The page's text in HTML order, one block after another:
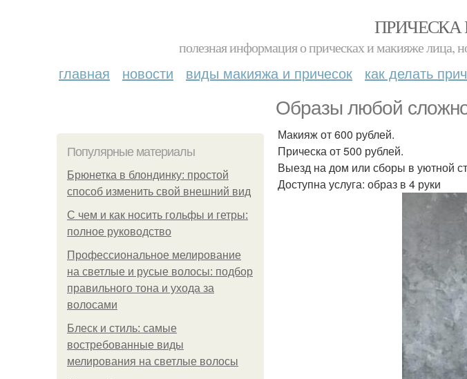
полезная информация о прическах и макияже лица,
главная новости виды макияжа и причесок как делать
Образы любой
Популярные материалы
Брюнетка в блондинку: простой
способ изменить свой внешний вид
С чем и как носить гольфы и гетры:
полное руководство
Профессиональное мелирование
на светлые и русые волосы: подбор
правильного тона и ухода за
волосами
Блеск и стиль: самые
востребованные виды
мелирования на светлые волосы
Макияж от 600 рублей.
Прическа от 500 рублей.
Выезд на дом или сборы в уютной
Доступна услуга: образ в 4 руки